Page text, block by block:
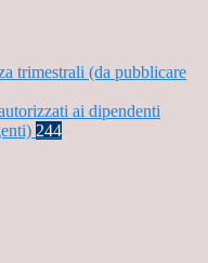
trimestrali (da pubblicare
ai dipendenti
244